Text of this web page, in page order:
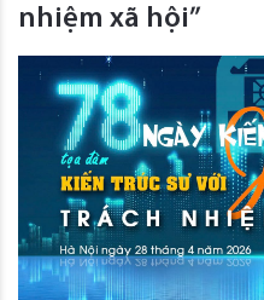
nhiệm xã hội”